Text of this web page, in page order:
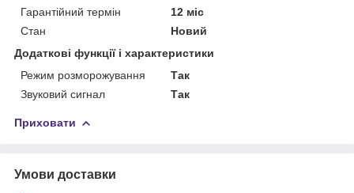
Гарантійний термін
12 міс
Стан
Новий
Додаткові функції і характеристики
Режим розморожування
Так
Звуковий сигнал
Так
Приховати
Умови доставки